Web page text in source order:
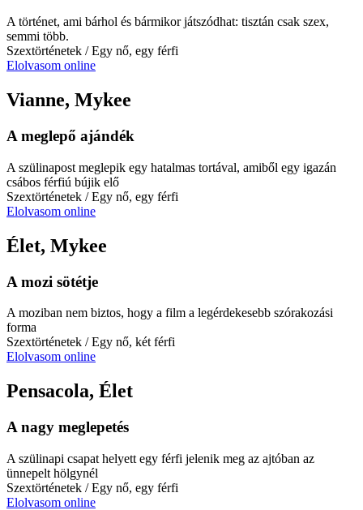
A történet, ami bárhol és bármikor játszódhat: tisztán csak szex,
semmi több.
Szextörténetek / Egy nő, egy férfi
Elolvasom online
Vianne, Mykee
A meglepő ajándék
A szülinapost meglepik egy hatalmas tortával, amiből egy igazán
csábos férfiú bújik elő
Szextörténetek / Egy nő, egy férfi
Elolvasom online
Élet, Mykee
A mozi sötétje
A moziban nem biztos, hogy a film a legérdekesebb szórakozási
forma
Szextörténetek / Egy nő, két férfi
Elolvasom online
Pensacola, Élet
A nagy meglepetés
A szülinapi csapat helyett egy férfi jelenik meg az ajtóban az
ünnepelt hölgynél
Szextörténetek / Egy nő, egy férfi
Elolvasom online